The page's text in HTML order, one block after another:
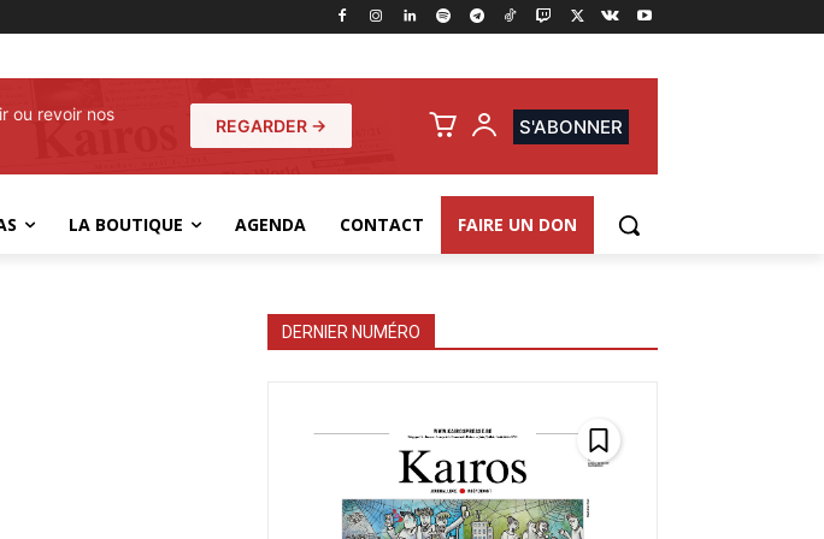
ou revoir nos
REGARDER → S'ABONNER
LA BOUTIQUE AGENDA CONTACT FAIRE UN DON
DERNIER NUMÉRO